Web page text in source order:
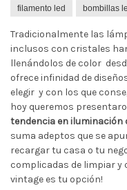
filamento led bombillas
Tradicionalmente las
inclusos con cristales
llenándolos de color
ofrece infinidad de
elegir y con los que
hoy queremos
tendencia en iluminación
suma adeptos que se
recargar tu casa o tu
complicadas de limpiar y
vintage es tu opción!